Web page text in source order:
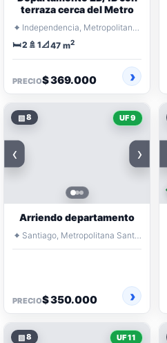
terraza cerca del Metro
⌖
Independencia, Metropolitana Santiago
🛏️2 🚿 1📐47 m2
PRECIO$ 369.000
▧8 UF 9
‹ ›
Arriendo departamento
⌖
Santiago, Metropolitana Santiago
PRECIO$ 350.000
▧8 UF 11